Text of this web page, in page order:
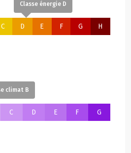
C
Classe énergie D
D E F G H
climat B
C D E F G